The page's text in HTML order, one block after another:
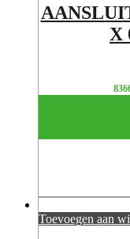
X
Toevoegen aan